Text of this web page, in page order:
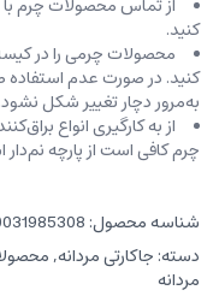
از تماس محصولات چرم با
کنید.
محصولات چرمی را در
کنید. در صورت عدم استفاده
به‌مرور دچار تغییر شکل نشود.
از به کارگیری انواع
چرم کافی است از پارچه‌ نم‌دار
شناسه محصول: 1
دسته: جاکارتی مردانه,
مردانه